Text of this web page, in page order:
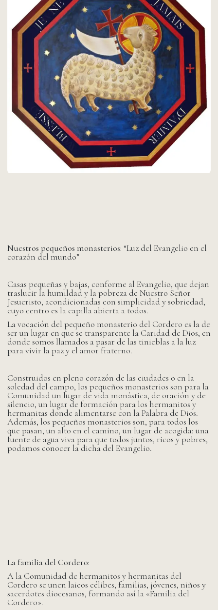
Nuestros pequeños monasterios: “Luz del Evangelio en el
corazón del mundo”
Casas pequeñas y bajas, conforme al Evangelio, que dejan
traslucir la humildad y la pobreza de Nuestro Señor
Jesucristo, acondicionadas con simplicidad y sobriedad,
cuyo centro es la capilla abierta a todos.
La vocación del pequeño monasterio del Cordero es la de
ser un lugar en que se transparente la Caridad de Dios, en
donde somos llamados a pasar de las tinieblas a la luz
para vivir la paz y el amor fraterno.
Construidos en pleno corazón de las ciudades o en la
soledad del campo, los pequeños monasterios son para la
Comunidad un lugar de vida monástica, de oración y de
silencio, un lugar de formación para los hermanitos y
hermanitas donde alimentarse con la Palabra de Dios.
Además, los pequeños monasterios son, para todos los
que pasan, un alto en el camino, un lugar de acogida: una
fuente de agua viva para que todos juntos, ricos y pobres,
podamos conocer la dicha del Evangelio.
La familia del Cordero:
A la Comunidad de hermanitos y hermanitas del
Cordero se unen laicos célibes, familias, jóvenes, niños y
sacerdotes diocesanos, formando así la «Familia del
Cordero».